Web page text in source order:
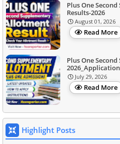
Plus One
Results-2026
August 01, 2026
Read More
Plus One
2026_Application
July 29, 2026
Read More
Highlight Posts